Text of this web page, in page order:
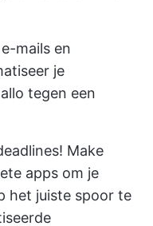
mails en
je
tegen een
️Make
apps om je
het juiste spoor te